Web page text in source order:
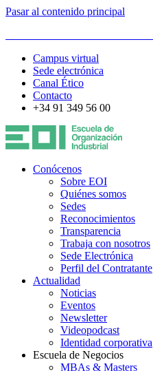
Pasar al contenido principal
Campus virtual
Sede electrónica
Canal Ético
Contacto
+34 91 349 56 00
Conócenos
Sobre EOI
Quiénes somos
Sedes
Reconocimientos
Transparencia
Trabaja con nosotros
Sede Electrónica
Perfil del Contratante
Actualidad
Noticias
Eventos
Newsletter
Videopodcast
Identidad corporativa
Escuela de Negocios
MBAs & Masters